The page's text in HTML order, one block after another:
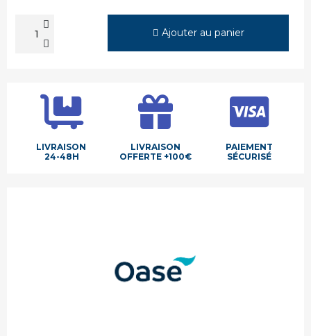
Ajouter au panier
LIVRAISON
24-48H
LIVRAISON
OFFERTE +100€
PAIEMENT
SÉCURISÉ